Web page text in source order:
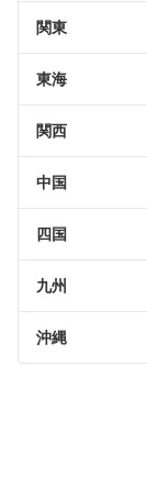
関東
東海
関西
中国
四国
九州
沖縄